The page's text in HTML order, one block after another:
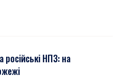
НПЗ: на